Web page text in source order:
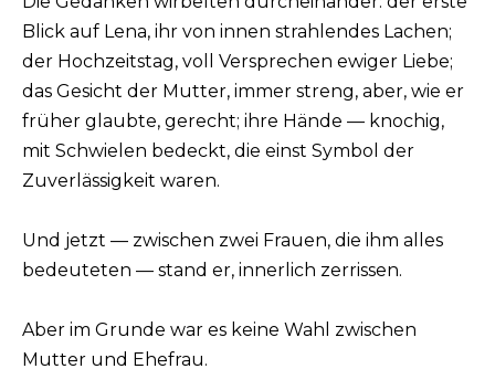
Blick auf Lena, ihr von innen strahlendes Lachen;
der Hochzeitstag, voll Versprechen ewiger Liebe;
das Gesicht der Mutter, immer streng, aber, wie er
früher glaubte, gerecht; ihre Hände — knochig,
mit Schwielen bedeckt, die einst Symbol der
Zuverlässigkeit waren.
Und jetzt — zwischen zwei Frauen, die ihm alles
bedeuteten — stand er, innerlich zerrissen.
Aber im Grunde war es keine Wahl zwischen
Mutter und Ehefrau.